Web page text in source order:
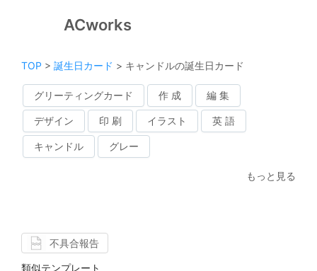
ACworks
TOP > 誕生日カード > キャンドルの誕生日カード
グリーティングカード 作 成 編 集
デザイン 印 刷 イラスト 英 語
キャンドル グレー
もっと見る
不具合報告
類似テンプレート